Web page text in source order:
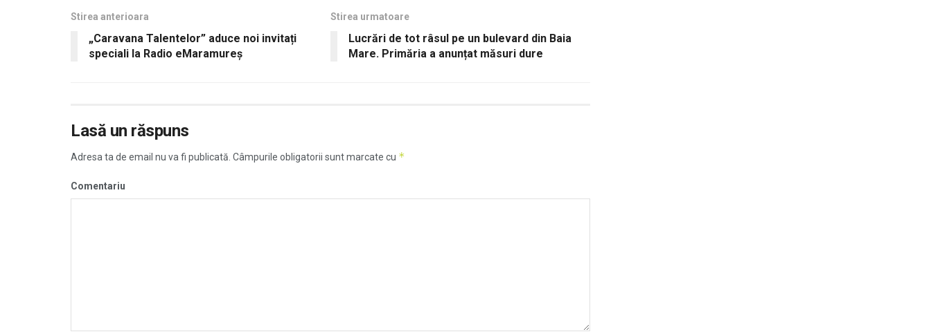
Stirea anterioara
„Caravana Talentelor” aduce noi invitați
speciali la Radio eMaramureș
Stirea urmatoare
Lucrări de tot râsul pe un bulevard din Baia
Mare. Primăria a anunțat măsuri dure
Lasă un răspuns
Adresa ta de email nu va fi publicată. Câmpurile obligatorii sunt marcate cu *
Comentariu